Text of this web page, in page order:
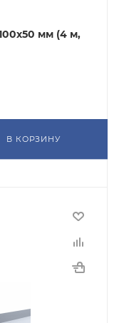
мм (4 м,
В КОРЗИНУ